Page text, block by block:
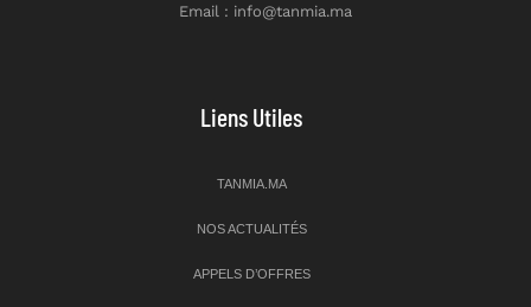
Email : info@tanmia.ma
Liens Utiles
TANMIA.MA
NOS ACTUALITÉS
APPELS D’OFFRES